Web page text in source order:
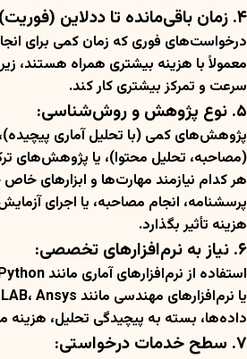
۴. زمان باقی‌مانده تا ددلاین (فوریت):
درخواست‌های فوری که زمان کمی برای
معمولاً با هزینه بیشتری همراه هستند،
سرعت و تمرکز بیشتری کار کند.
۵. نوع پژوهش و روش‌شناسی:
پژوهش‌های کمی (با تحلیل آماری
هر کدام نیازمند مهارت‌ها و ابزارهای
پرسشنامه، انجام مصاحبه، یا اجرای
هزینه تأثیر بگذارد.
۶. نیاز به نرم‌افزارهای تخصصی:
داده‌ها، بسته به پیچیدگی تحلیل،
۷. سطح خدمات درخواستی: